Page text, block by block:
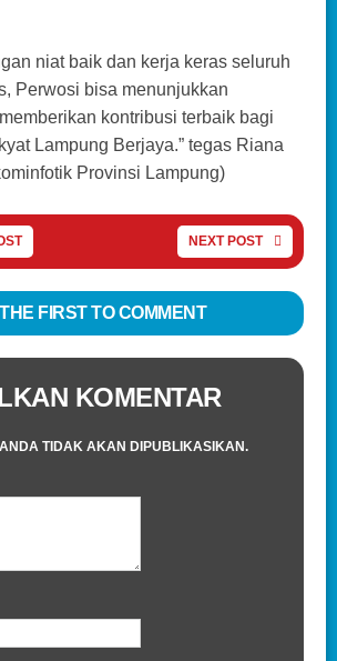
niat baik dan kerja keras seluruh
Perwosi bisa menunjukkan
kontribusi terbaik bagi
Lampung Berjaya.” tegas Riana
Provinsi Lampung)
NEXT POST
FIRST TO COMMENT
KOMENTAR
TIDAK AKAN DIPUBLIKASIKAN.